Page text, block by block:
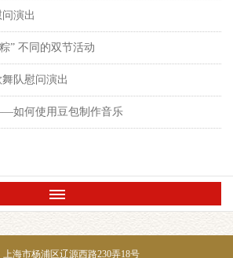
演出
” 不同的双节活动
队慰问演出
如何使用豆包制作音乐
上海市杨浦区辽源西路230弄18号